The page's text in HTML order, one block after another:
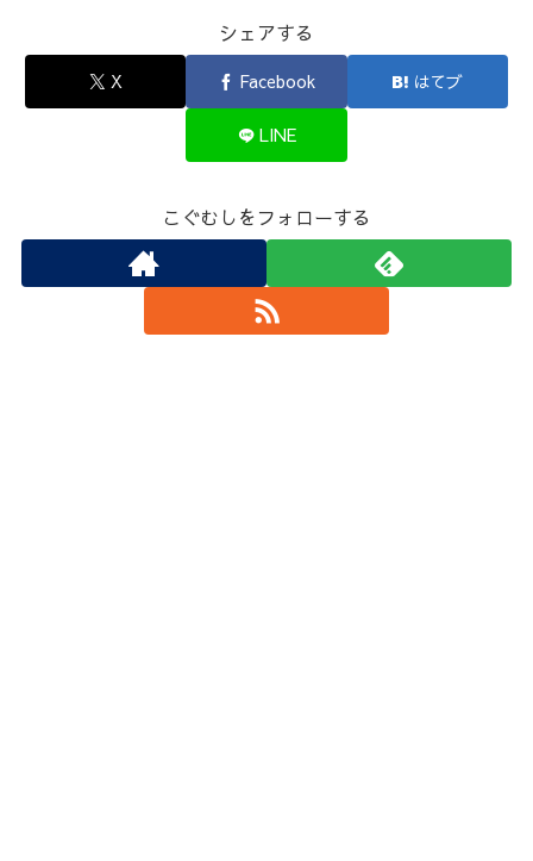
シェアする
X Facebook はてブ
LINE
こぐむしをフォローする